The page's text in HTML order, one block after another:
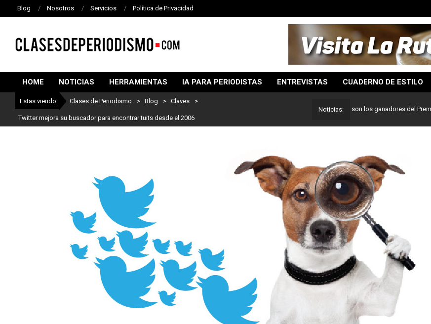
Blog Nosotros Servicios Política de Privacidad
DE
PERIODISMO
HOME NOTICIAS HERRAMIENTAS IA PARA PERIODISTAS ENTREVISTAS CUADERNO DE ESTILO
Estas viendo: Clases de Periodismo > Blog > Claves >
Twitter mejora su buscador para encontrar tuits desde el 2006
Noticias:
Lo mejor del periodismo: Estos son los ganadores del Premio